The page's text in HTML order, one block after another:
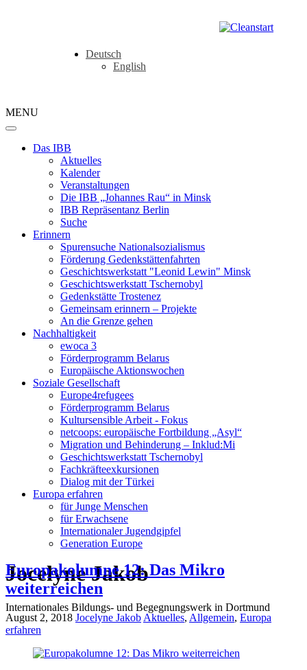
Deutsch
English
MENU
Das IBB
Aktuelles
Kalender
Veranstaltungen
Die IBB „Johannes Rau“ in Minsk
IBB Repräsentanz Berlin
Suche
Erinnern
Spurensuche Nationalsozialismus
Förderung Gedenkstättenfahrten
Geschichtswerkstatt "Leonid Lewin" Minsk
Geschichtswerkstatt Tschernobyl
Gedenkstätte Trostenez
Gemeinsam erinnern – Projekte
An die Grenze gehen
Nachhaltigkeit
ewoca 3
Förderprogramm Belarus
Europäische Aktionswochen
Soziale Gesellschaft
Europe4refugees
Förderprogramm Belarus
Kultursensible Arbeit - Fokus
netcoops: europäische Fortbildung „Asyl“
Migration und Behinderung – Inklud:Mi
Geschichtswerkstatt Tschernobyl
Fachkräfteexkursionen
Dialog mit der Türkei
Europa erfahren
für Junge Menschen
für Erwachsene
Internationaler Jugendgipfel
Generation Europe
Jocelyne Jakob
Internationales Bildungs- und Begegnungswerk in Dortmund
Europakolumne 12: Das Mikro
weiterreichen
August 2, 2018 Jocelyne Jakob Aktuelles, Allgemein, Europa
erfahren